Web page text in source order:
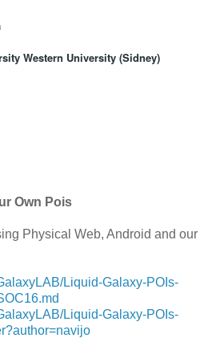
Western University (Sidney)
Own Pois
Physical Web, Android and our
Liquid-Galaxy-POIs-
Liquid-Galaxy-POIs-